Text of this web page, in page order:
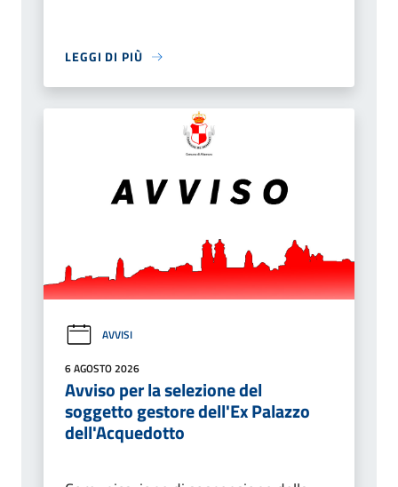
LEGGI DI PIÙ
AVVISI
6 AGOSTO 2026
Avviso per la selezione del
soggetto gestore dell'Ex Palazzo
dell'Acquedotto